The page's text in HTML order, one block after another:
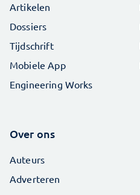
Artikelen
Dossiers
Tijdschrift
Mobiele App
Engineering Works
Over ons
Auteurs
Adverteren